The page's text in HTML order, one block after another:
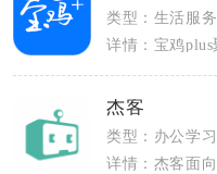
类型：生活服务
杰客
类型：办公学习